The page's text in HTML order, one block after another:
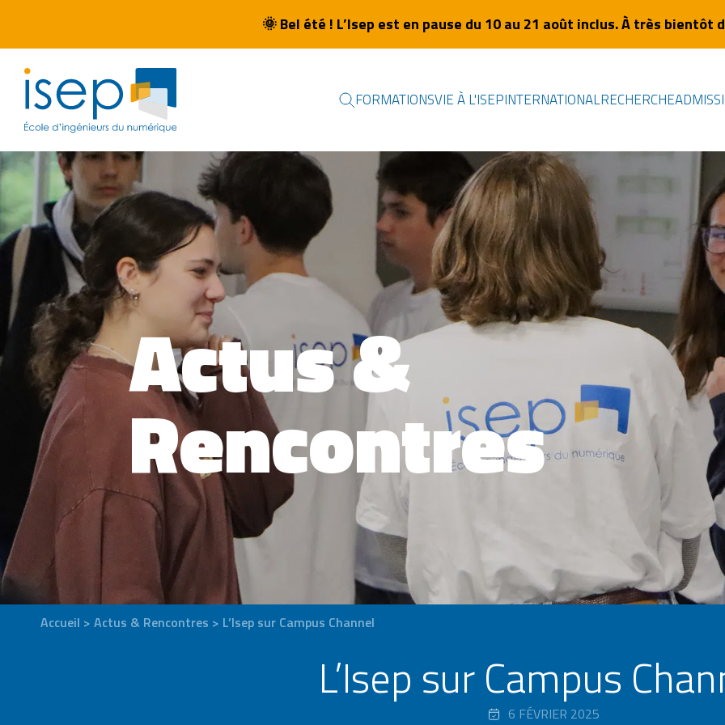
🌞Bel été ! L’Isep est en pause du 10 au 21 août inclus. À très bientôt
FORMATIONSVIE À L'ISEPINTERNATIONALRECHERCHE
Actus &
Rencontres
Accueil > Actus & Rencontres > L’Isep sur Campus Channel
L’Isep sur Campus
6 FÉVRIER 2025